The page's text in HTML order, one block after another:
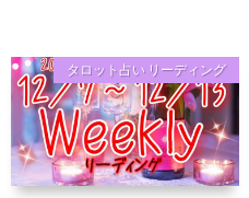
タロット占い リーディング